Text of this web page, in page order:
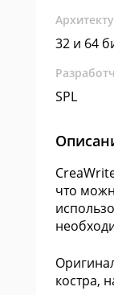
32 и 64
SPL
что
костра,